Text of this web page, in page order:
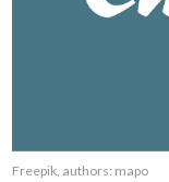
Freepik, authors: mapo